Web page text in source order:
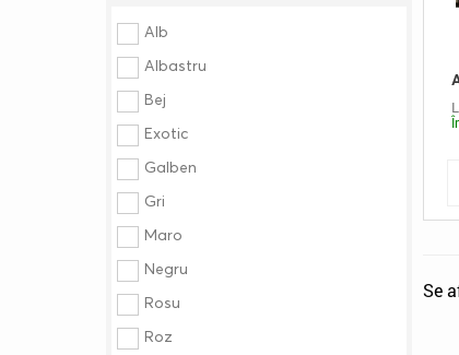
Alb
Albastru
Bej
Exotic
Galben
Gri
Maro
Negru
Rosu
Roz
Se